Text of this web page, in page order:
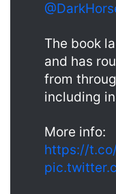
The book
and has
from
including
More info:
https://